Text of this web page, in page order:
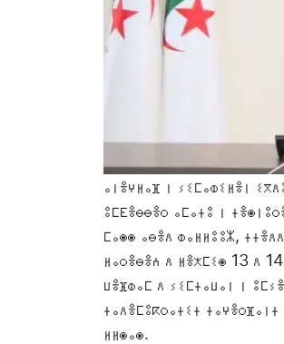
ⴰⵏⴻⵖⵍⴰⴼ ⵏ ⵢⵉⵎⴰⵀⵉⵍⴻⵏ
ⵓⵎⴹⴻⴱⴱⴻⵔ ⴰⵎⴰⵜⵓ ⵏ
ⵎⴰⵙⵙ ⴰⴱⴻⴷ ⵀⴰⵍⵍⵓⵓⵣ,
ⵍⴰⵔⴻⴱⴻⵄ ⴷ ⵍⴻⵅⵎⵉⵙ 13 ⴷ
ⵡⴻⴼⵀⴰⵎ ⴷ ⵢⵉⵎⵜⴰⵡⴰⵏ ⵏ
ⵜⴰⴷⴻⵎⵓⴽⵔⴰⵜⵉⵜ
ⵍⵍⵙⴰⵙ.